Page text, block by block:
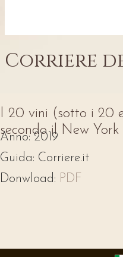
Corriere
I 20 vini (sotto i 20
secondo il New York
Anno: 2019
Guida: Corriere.it
Donwload: PDF